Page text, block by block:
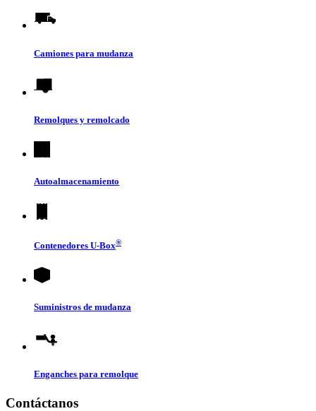
Camiones para mudanza
Remolques y remolcado
Autoalmacenamiento
Contenedores U-Box®
Suministros de mudanza
Enganches para remolque
Contáctanos